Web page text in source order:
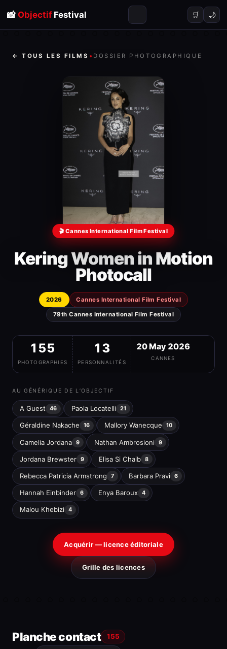
📸 ObjectifFestival 🛒 🌙
← TOUS LES FILMS • DOSSIER PHOTOGRAPHIQUE
🎬 Cannes International Film Festival
Kering Women in Motion
Photocall
2026 Cannes International Film Festival
79th Cannes International Film Festival
155
PHOTOGRAPHIES
13
PERSONNALITÉS
20 May 2026
CANNES
AU GÉNÉRIQUE DE L’OBJECTIF
A Guest 46 Paola Locatelli 21
Géraldine Nakache 16 Mallory Wanecque 10
Camelia Jordana 9 Nathan Ambrosioni 9
Jordana Brewster 9 Elisa Si Chaib 8
Rebecca Patricia Armstrong 7 Barbara Pravi 6
Hannah Einbinder 6 Enya Baroux 4
Malou Khebizi 4
Acquérir — licence éditoriale
Grille des licences
Planche contact 155